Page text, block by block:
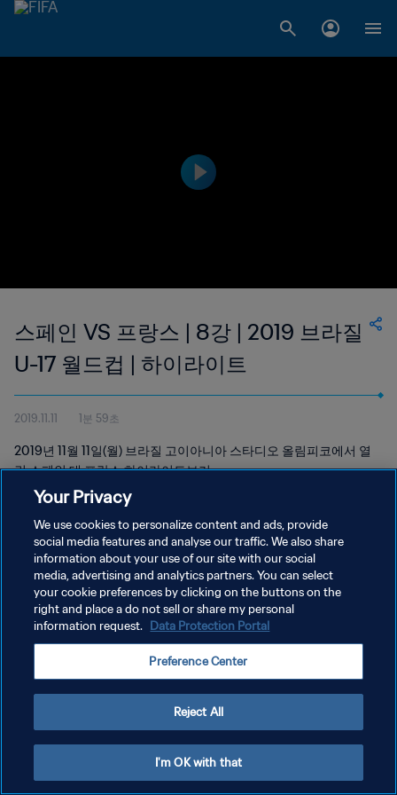
스페인 VS 프랑스 | 8강 | 2019 브라질
U-17 월드컵 | 하이라이트
2019.11.11 1분 59초
2019년 11월 11일(월) 브라질 고이아니아 스타디오 올림피코에서 열
린 스페인 대 프랑스 하이라이트보기
개인정보 보호정책
서비스 약관
Your Privacy
We use cookies to personalize content and ads, provide
social media features and analyse our traffic. We also share
information about your use of our site with our social
media, advertising and analytics partners. You can select
your cookie preferences by clicking on the buttons on the
right and place a do not sell or share my personal
information request. Data Protection Portal
Preference Center
Reject All
I'm OK with that